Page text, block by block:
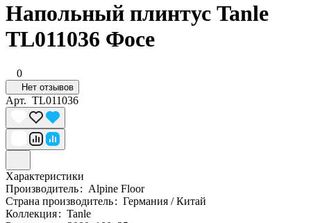
Напольный плинтус Tanle
TL011036 Фосе
0
Нет отзывов
Арт. TL011036
Характеристики
Производитель: Alpine Floor
Страна производитель: Германия / Китай
Коллекция: Tanle